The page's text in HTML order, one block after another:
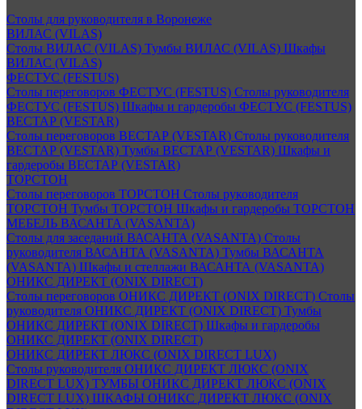
Столы для руководителя в Воронеже
ВИЛАС (VILAS)
Столы ВИЛАС (VILAS) Тумбы ВИЛАС (VILAS) Шкафы
ВИЛАС (VILAS)
ФЕСТУС (FESTUS)
Столы переговоров ФЕСТУС (FESTUS) Столы руководителя
ФЕСТУС (FESTUS) Шкафы и гардеробы ФЕСТУС (FESTUS)
ВЕСТАР (VESTAR)
Столы переговоров ВЕСТАР (VESTAR) Столы руководителя
ВЕСТАР (VESTAR) Тумбы ВЕСТАР (VESTAR) Шкафы и
гардеробы ВЕСТАР (VESTAR)
ТОРСТОН
Столы переговоров ТОРСТОН Столы руководителя
ТОРСТОН Тумбы ТОРСТОН Шкафы и гардеробы ТОРСТОН
МЕБЕЛЬ ВАСАНТА (VASANTA)
Столы для заседаний ВАСАНТА (VASANTA) Столы
руководителя ВАСАНТА (VASANTA) Тумбы ВАСАНТА
(VASANTA) Шкафы и стеллажи ВАСАНТА (VASANTA)
ОНИКС ДИРЕКТ (ONIX DIRECT)
Столы переговоров ОНИКС ДИРЕКТ (ONIX DIRECT) Столы
руководителя ОНИКС ДИРЕКТ (ONIX DIRECT) Тумбы
ОНИКС ДИРЕКТ (ONIX DIRECT) Шкафы и гардеробы
ОНИКС ДИРЕКТ (ONIX DIRECT)
ОНИКС ДИРЕКТ ЛЮКС (ONIX DIRECT LUX)
Столы руководителя ОНИКС ДИРЕКТ ЛЮКС (ONIX
DIRECT LUX) ТУМБЫ ОНИКС ДИРЕКТ ЛЮКС (ONIX
DIRECT LUX) ШКАФЫ ОНИКС ДИРЕКТ ЛЮКС (ONIX